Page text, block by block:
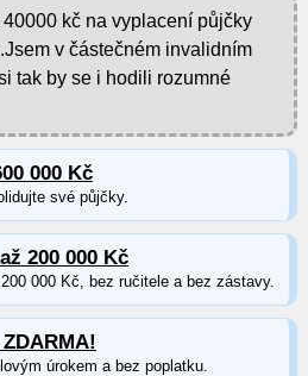
kč na vyplacení půjčky
v částečném invalidním
tak by se i hodili rozumné
000 Kč
své půjčky.
200 000 Kč
000 Kč, bez ručitele a bez zástavy.
úrokem a bez poplatku.